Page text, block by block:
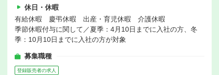
休日・休暇
有給休暇 慶弔休暇 出産・育児休暇 介護休暇
季節休暇付与に関して／夏季：4月10日までに入社の方、冬
季：10月10日までに入社の方が対象
募集職種
登録販売者の求人